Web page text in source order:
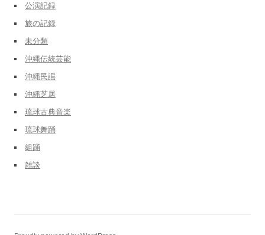
公演記録
旅の記録
未分類
沖縄伝統芸能
沖縄民謡
沖縄芝居
琉球古典音楽
琉球舞踊
組踊
雑談